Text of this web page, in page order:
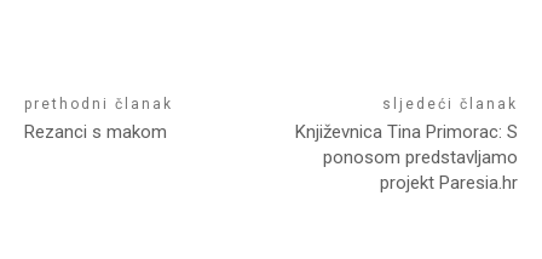
prethodni članak
Rezanci s makom
sljedeći članak
Književnica Tina Primorac: S
ponosom predstavljamo
projekt Paresia.hr